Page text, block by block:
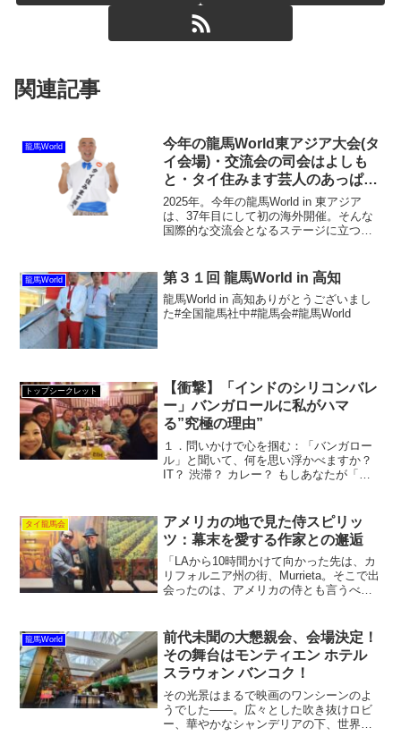
関連記事
龍馬World
今年の龍馬World東アジア大会(タ
イ会場)・交流会の司会はよしも
と・タイ住みます芸人のあっぱれ
コイズミさんに決定！
2025年。今年の龍馬World in 東アジア
は、37年目にして初の海外開催。そんな
国際的な交流会となるステージに立つの
て？」「タイにも住みます芸人っている
の？」と思...
龍馬World 第３１回 龍馬World in 高知
龍馬World in 高知ありがとうございまし
た#全国龍馬社中#龍馬会#龍馬World
トップシークレット
【衝撃】「インドのシリコンバレ
ー」バンガロールに私がハマ
る”究極の理由”
１．問いかけで心を掴む：「バンガロー
ル」と聞いて、何を思い浮かべますか？
IT？ 渋滞？ カレー？ もしあなたが「日
２．エモさを刺激する核心：「ある９月
の朝のこと、眠い目...
タイ龍馬会
アメリカの地で見た侍スピリッ
ツ：幕末を愛する作家との邂逅
「LAから10時間かけて向かった先は、カ
リフォルニア州の街、Murrieta。そこで出
会ったのは、アメリカの侍とも言うべき
経験を持つ著名な作家。彼は幕末史の研
究をライ...
龍馬World
前代未聞の大懇親会、会場決定！
その舞台はモンティエン ホテル
スラウォン バンコク！
その光景はまるで映画のワンシーンのよ
うでした――。広々とした吹き抜けロビ
ー、華やかなシャンデリアの下、世界中